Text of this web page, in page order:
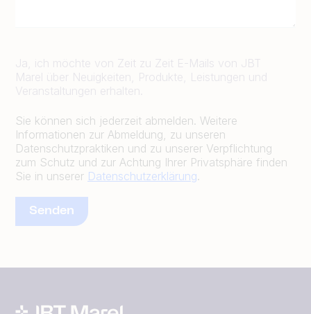
Ja, ich möchte von Zeit zu Zeit E-Mails von JBT
Marel über Neuigkeiten, Produkte, Leistungen und
Veranstaltungen erhalten.
Sie können sich jederzeit abmelden. Weitere
Informationen zur Abmeldung, zu unseren
Datenschutzpraktiken und zu unserer Verpflichtung
zum Schutz und zur Achtung Ihrer Privatsphäre finden
Sie in unserer Datenschutzerklärung.